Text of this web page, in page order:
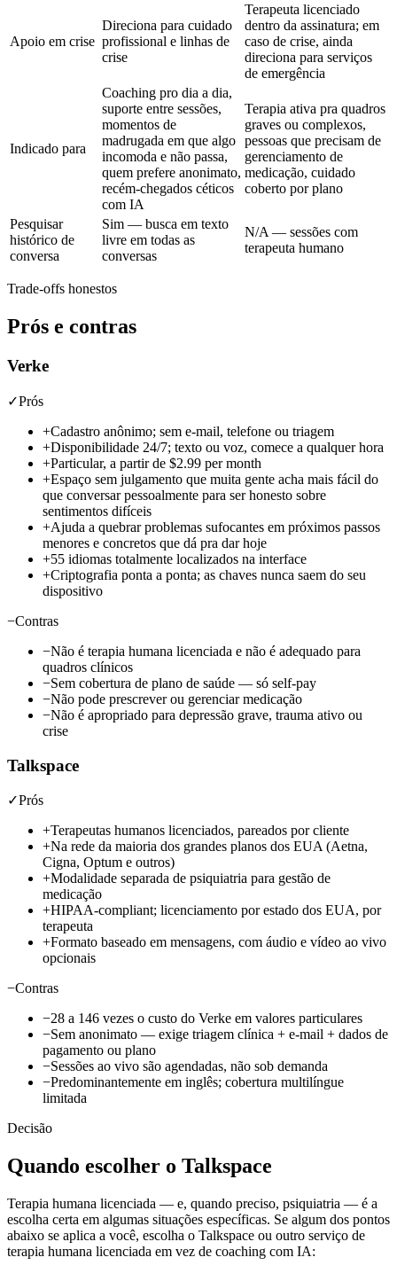
Apoio em crise
Direciona para cuidado
profissional e linhas de
crise
Terapeuta licenciado
dentro da assinatura; em
caso de crise, ainda
direciona para serviços
de emergência
Indicado para
Coaching pro dia a dia,
suporte entre sessões,
momentos de
madrugada em que algo
incomoda e não passa,
quem prefere anonimato,
recém-chegados céticos
com IA
Terapia ativa pra quadros
graves ou complexos,
pessoas que precisam de
gerenciamento de
medicação, cuidado
coberto por plano
Pesquisar
histórico de
conversa
Sim — busca em texto
livre em todas as
conversas
N/A — sessões com
terapeuta humano
Trade-offs honestos
Prós e contras
Verke
✓Prós
+Cadastro anônimo; sem e-mail, telefone ou triagem
+Disponibilidade 24/7; texto ou voz, comece a qualquer hora
+Particular, a partir de $2.99 per month
+Espaço sem julgamento que muita gente acha mais fácil do
que conversar pessoalmente para ser honesto sobre
sentimentos difíceis
+Ajuda a quebrar problemas sufocantes em próximos passos
menores e concretos que dá pra dar hoje
+55 idiomas totalmente localizados na interface
+Criptografia ponta a ponta; as chaves nunca saem do seu
dispositivo
−Contras
−Não é terapia humana licenciada e não é adequado para
quadros clínicos
−Sem cobertura de plano de saúde — só self-pay
−Não pode prescrever ou gerenciar medicação
−Não é apropriado para depressão grave, trauma ativo ou
crise
Talkspace
✓Prós
+Terapeutas humanos licenciados, pareados por cliente
+Na rede da maioria dos grandes planos dos EUA (Aetna,
Cigna, Optum e outros)
+Modalidade separada de psiquiatria para gestão de
medicação
+HIPAA-compliant; licenciamento por estado dos EUA, por
terapeuta
+Formato baseado em mensagens, com áudio e vídeo ao vivo
opcionais
−Contras
−28 a 146 vezes o custo do Verke em valores particulares
−Sem anonimato — exige triagem clínica + e-mail + dados de
pagamento ou plano
−Sessões ao vivo são agendadas, não sob demanda
−Predominantemente em inglês; cobertura multilíngue
limitada
Decisão
Quando escolher o Talkspace
Terapia humana licenciada — e, quando preciso, psiquiatria — é a
escolha certa em algumas situações específicas. Se algum dos pontos
abaixo se aplica a você, escolha o Talkspace ou outro serviço de
terapia humana licenciada em vez de coaching com IA: